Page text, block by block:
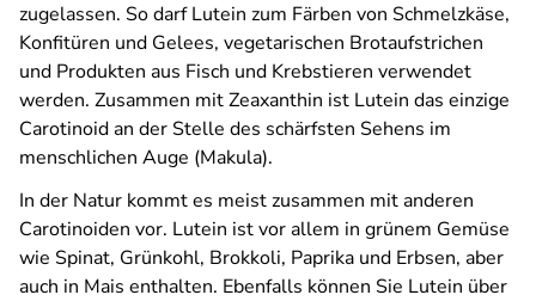
zugelassen. So darf Lutein zum Färben von Schmelzkäse,
Konfitüren und Gelees, vegetarischen Brotaufstrichen
und Produkten aus Fisch und Krebstieren verwendet
werden. Zusammen mit Zeaxanthin ist Lutein das einzige
Carotinoid an der Stelle des schärfsten Sehens im
menschlichen Auge (Makula).
In der Natur kommt es meist zusammen mit anderen
Carotinoiden vor. Lutein ist vor allem in grünem Gemüse
wie Spinat, Grünkohl, Brokkoli, Paprika und Erbsen, aber
auch in Mais enthalten. Ebenfalls können Sie Lutein über